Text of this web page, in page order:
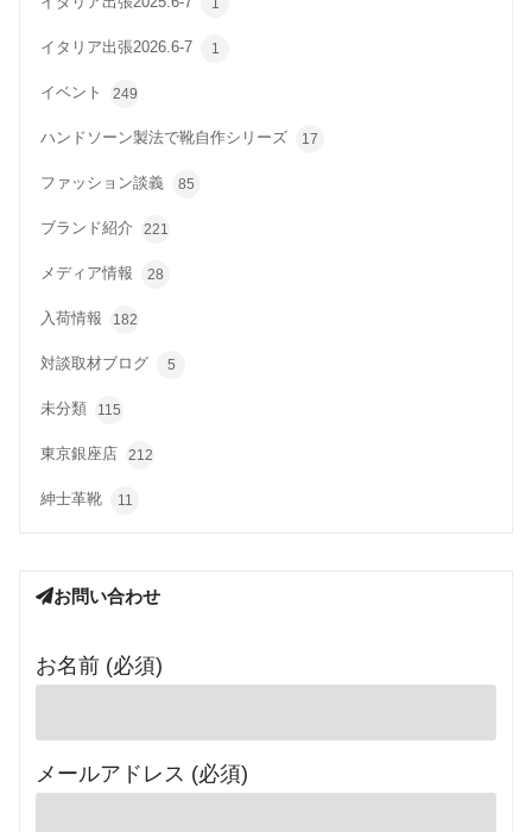
イタリア出張2026.6-7 1
イベント 249
ハンドソーン製法で靴自作シリーズ 17
ファッション談義 85
ブランド紹介 221
メディア情報 28
入荷情報 182
対談取材ブログ 5
未分類 115
東京銀座店 212
紳士革靴 11
お問い合わせ
お名前 (必須)
メールアドレス (必須)